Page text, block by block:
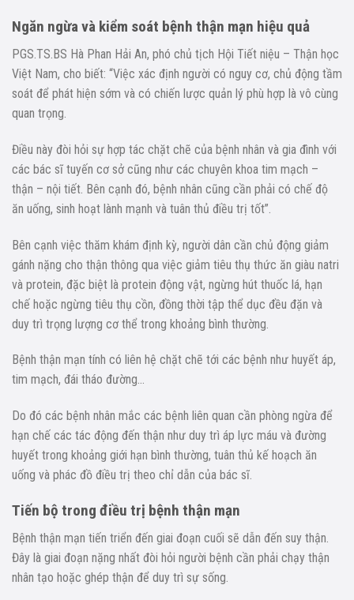
Ngăn ngừa và kiểm soát bệnh thận mạn hiệu quả
PGS.TS.BS Hà Phan Hải An, phó chủ tịch Hội Tiết niệu – Thận học
Việt Nam, cho biết: “Việc xác định người có nguy cơ, chủ động tầm
soát để phát hiện sớm và có chiến lược quản lý phù hợp là vô cùng
quan trọng.
Điều này đòi hỏi sự hợp tác chặt chẽ của bệnh nhân và gia đình với
các bác sĩ tuyến cơ sở cũng như các chuyên khoa tim mạch –
thận – nội tiết. Bên cạnh đó, bệnh nhân cũng cần phải có chế độ
ăn uống, sinh hoạt lành mạnh và tuân thủ điều trị tốt”.
Bên cạnh việc thăm khám định kỳ, người dân cần chủ động giảm
gánh nặng cho thận thông qua việc giảm tiêu thụ thức ăn giàu natri
và protein, đặc biệt là protein động vật, ngừng hút thuốc lá, hạn
chế hoặc ngừng tiêu thụ cồn, đồng thời tập thể dục đều đặn và
duy trì trọng lượng cơ thể trong khoảng bình thường.
Bệnh thận mạn tính có liên hệ chặt chẽ tới các bệnh như huyết áp,
tim mạch, đái tháo đường…
Do đó các bệnh nhân mắc các bệnh liên quan cần phòng ngừa để
hạn chế các tác động đến thận như duy trì áp lực máu và đường
huyết trong khoảng giới hạn bình thường, tuân thủ kế hoạch ăn
uống và phác đồ điều trị theo chỉ dẫn của bác sĩ.
Tiến bộ trong điều trị bệnh thận mạn
Bệnh thận mạn tiến triển đến giai đoạn cuối sẽ dẫn đến suy thận.
Đây là giai đoạn nặng nhất đòi hỏi người bệnh cần phải chạy thận
nhân tạo hoặc ghép thận để duy trì sự sống.